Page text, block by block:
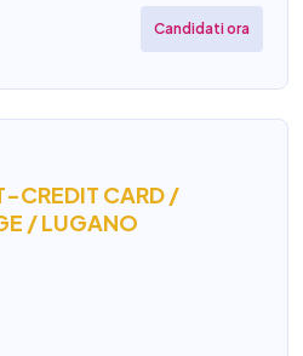
Candidati ora
CREDIT CARD /
/ LUGANO